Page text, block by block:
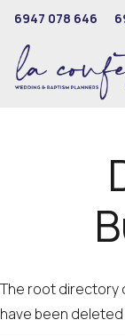
6947 078 646
The root directory
have been